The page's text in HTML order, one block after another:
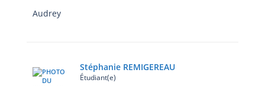
Audrey
Stéphanie REMIGEREAU
Étudiant(e)